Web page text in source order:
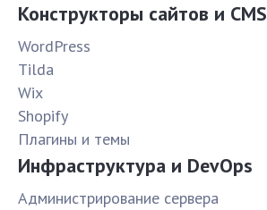
Конструкторы сайтов и CMS
WordPress
Tilda
Wix
Shopify
Плагины и темы
Инфраструктура и DevOps
Администрирование сервера